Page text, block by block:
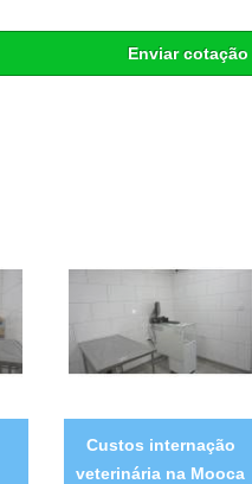
Enviar cotação
Custos internação
veterinária na Mooca